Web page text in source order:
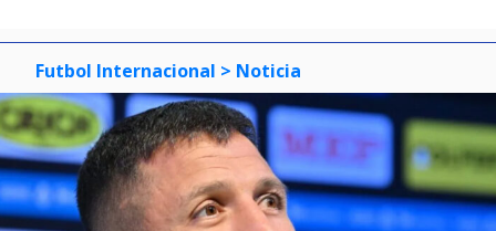
Futbol Internacional > Noticia